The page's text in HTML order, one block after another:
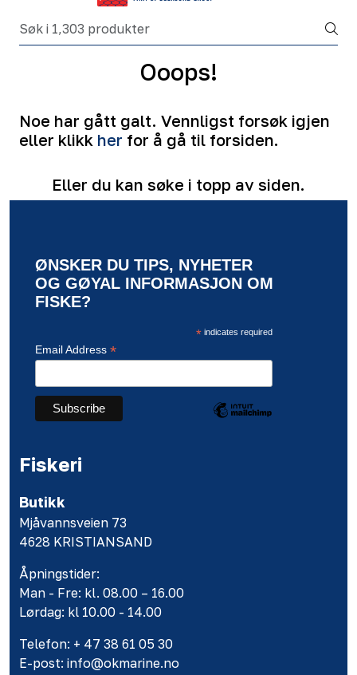
Ooops!
Noe har gått galt. Vennligst forsøk igjen
eller klikk her for å gå til forsiden.
Eller du kan søke i topp av siden.
ØNSKER DU TIPS, NYHETER
OG GØYAL INFORMASJON OM
FISKE?
*indicates required
Email Address *
Fiskeri
Butikk
Mjåvannsveien 73
4628 KRISTIANSAND
Åpningstider:
Man - Fre: kl. 08.00 – 16.00
Lørdag: kl 10.00 - 14.00
Telefon: + 47 38 61 05 30
E-post: info@okmarine.no